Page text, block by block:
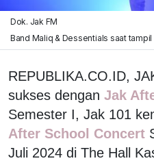
Dok. Jak FM
Band Maliq & Dessentials saat
REPUBLIKA.CO.ID,
sukses dengan Jak
Semester I, Jak 101
After School Concert
Juli 2024 di The Hall